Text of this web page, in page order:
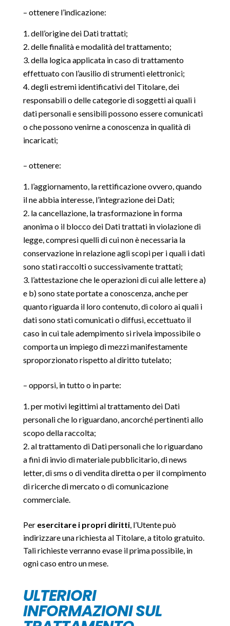
– ottenere l’indicazione:
dell’origine dei Dati trattati;
delle finalità e modalità del trattamento;
della logica applicata in caso di trattamento
effettuato con l’ausilio di strumenti elettronici;
degli estremi identificativi del Titolare, dei
responsabili o delle categorie di soggetti ai quali i
dati personali e sensibili possono essere comunicati
o che possono venirne a conoscenza in qualità di
incaricati;
– ottenere:
l’aggiornamento, la rettificazione ovvero, quando
il ne abbia interesse, l’integrazione dei Dati;
la cancellazione, la trasformazione in forma
anonima o il blocco dei Dati trattati in violazione di
legge, compresi quelli di cui non è necessaria la
conservazione in relazione agli scopi per i quali i dati
sono stati raccolti o successivamente trattati;
l’attestazione che le operazioni di cui alle lettere a)
e b) sono state portate a conoscenza, anche per
quanto riguarda il loro contenuto, di coloro ai quali i
dati sono stati comunicati o diffusi, eccettuato il
caso in cui tale adempimento si rivela impossibile o
comporta un impiego di mezzi manifestamente
sproporzionato rispetto al diritto tutelato;
– opporsi, in tutto o in parte:
per motivi legittimi al trattamento dei Dati
personali che lo riguardano, ancorché pertinenti allo
scopo della raccolta;
al trattamento di Dati personali che lo riguardano
a fini di invio di materiale pubblicitario, di news
letter, di sms o di vendita diretta o per il compimento
di ricerche di mercato o di comunicazione
commerciale.
Per esercitare i propri diritti, l’Utente può
indirizzare una richiesta al Titolare, a titolo gratuito.
Tali richieste verranno evase il prima possibile, in
ogni caso entro un mese.
ULTERIORI
INFORMAZIONI SUL